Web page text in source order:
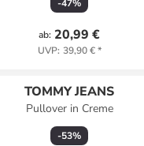
-47%
ab: 20,99 €
UVP: 39,90 €*
TOMMY JEANS
Pullover in Creme
-53%